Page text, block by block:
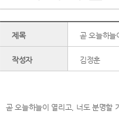
제목 곧 오늘하늘
작성자 김정훈
곧 오늘하늘이 열리고, 너도 분명할